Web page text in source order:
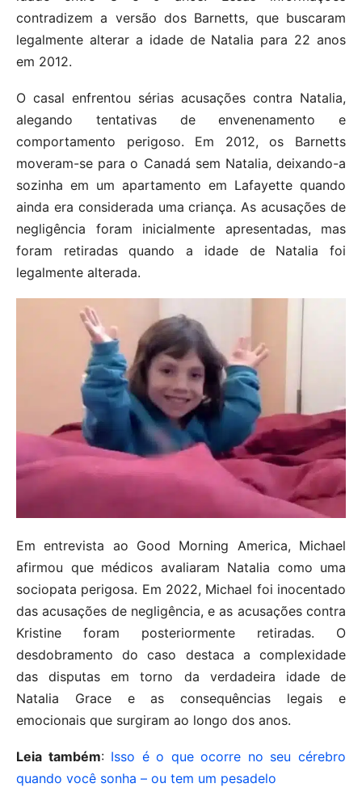
contradizem a versão dos Barnetts, que buscaram
legalmente alterar a idade de Natalia para 22 anos
em 2012.
O casal enfrentou sérias acusações contra Natalia,
alegando tentativas de envenenamento e
comportamento perigoso. Em 2012, os Barnetts
moveram-se para o Canadá sem Natalia, deixando-a
sozinha em um apartamento em Lafayette quando
ainda era considerada uma criança. As acusações de
negligência foram inicialmente apresentadas, mas
foram retiradas quando a idade de Natalia foi
legalmente alterada.
Em entrevista ao Good Morning America, Michael
afirmou que médicos avaliaram Natalia como uma
sociopata perigosa. Em 2022, Michael foi inocentado
das acusações de negligência, e as acusações contra
Kristine foram posteriormente retiradas. O
desdobramento do caso destaca a complexidade
das disputas em torno da verdadeira idade de
Natalia Grace e as consequências legais e
emocionais que surgiram ao longo dos anos.
Leia também: Isso é o que ocorre no seu cérebro
quando você sonha – ou tem um pesadelo